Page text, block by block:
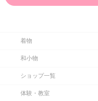
着物
和小物
ショップ一覧
体験・教室